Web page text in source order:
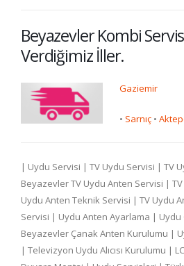
Beyazevler Kombi
Verdiğimiz İller.
Gaziemir
• Sarnıç •
| Uydu Servisi | TV Uydu Servisi | TV
Beyazevler TV Uydu Anten Servisi |
Uydu Anten Teknik Servisi | TV Uydu
Servisi | Uydu Anten Ayarlama |
Beyazevler Çanak Anten Kurulumu |
| Televizyon Uydu Alıcısı Kurulumu |